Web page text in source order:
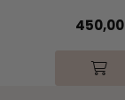
450,00